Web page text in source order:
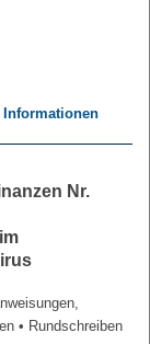
Informationen
Nr.
• Rundschreiben